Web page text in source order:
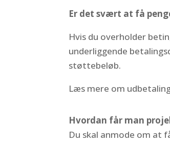
Er det svært at få
Hvis du overholder
underliggende
støttebeløb.
Læs mere om
Hvordan får man
Du skal anmode om at